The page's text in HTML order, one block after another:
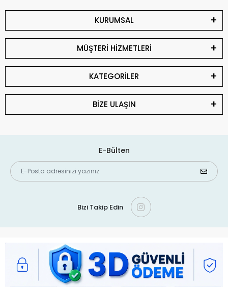
KURUMSAL
MÜŞTERİ HİZMETLERİ
KATEGORİLER
BİZE ULAŞIN
E-Bülten
Bizi Takip Edin